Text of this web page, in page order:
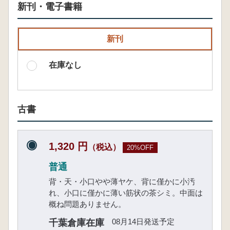
新刊・電子書籍
新刊
在庫なし
古書
1,320 円 （税込） 20%OFF
普通
背・天・小口やや薄ヤケ、背に僅かに小汚
れ、小口に僅かに薄い筋状の茶シミ。中面は
概ね問題ありません。
千葉倉庫在庫 08月14日発送予定